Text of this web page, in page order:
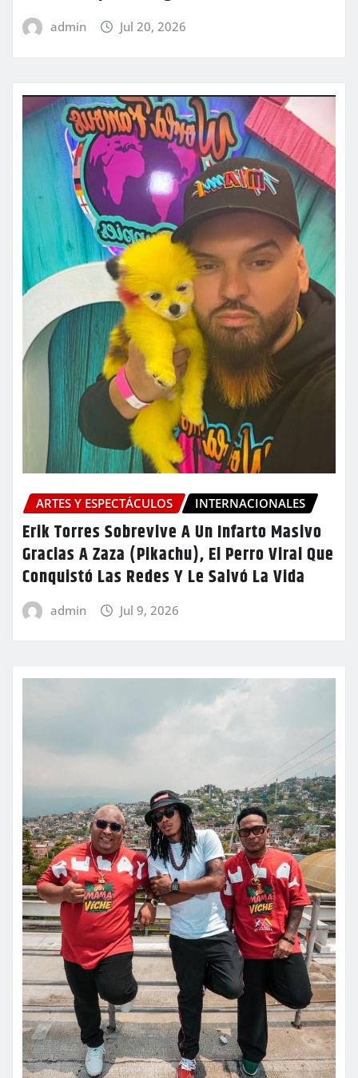
admin Jul 20, 2026
ARTES Y ESPECTÁCULOS INTERNACIONALES
Erik Torres Sobrevive A Un Infarto Masivo
Gracias A Zaza (Pikachu), El Perro Viral Que
Conquistó Las Redes Y Le Salvó La Vida
admin Jul 9, 2026